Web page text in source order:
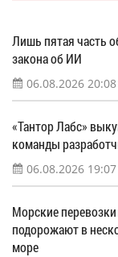
Лишь пятая часть
закона об ИИ
06.08.2026 20:08
«Тантор Лабс»
команды
06.08.2026 19:07
Морские
подорожают в
море